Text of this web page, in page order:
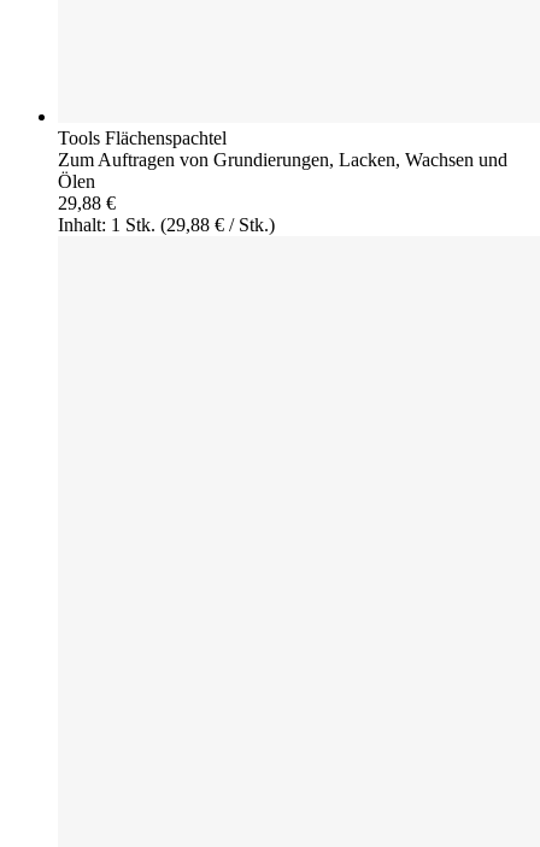
Tools Flächenspachtel
Zum Auftragen von Grundierungen, Lacken, Wachsen und
Ölen
29,88 €
Inhalt: 1 Stk. (29,88 € / Stk.)